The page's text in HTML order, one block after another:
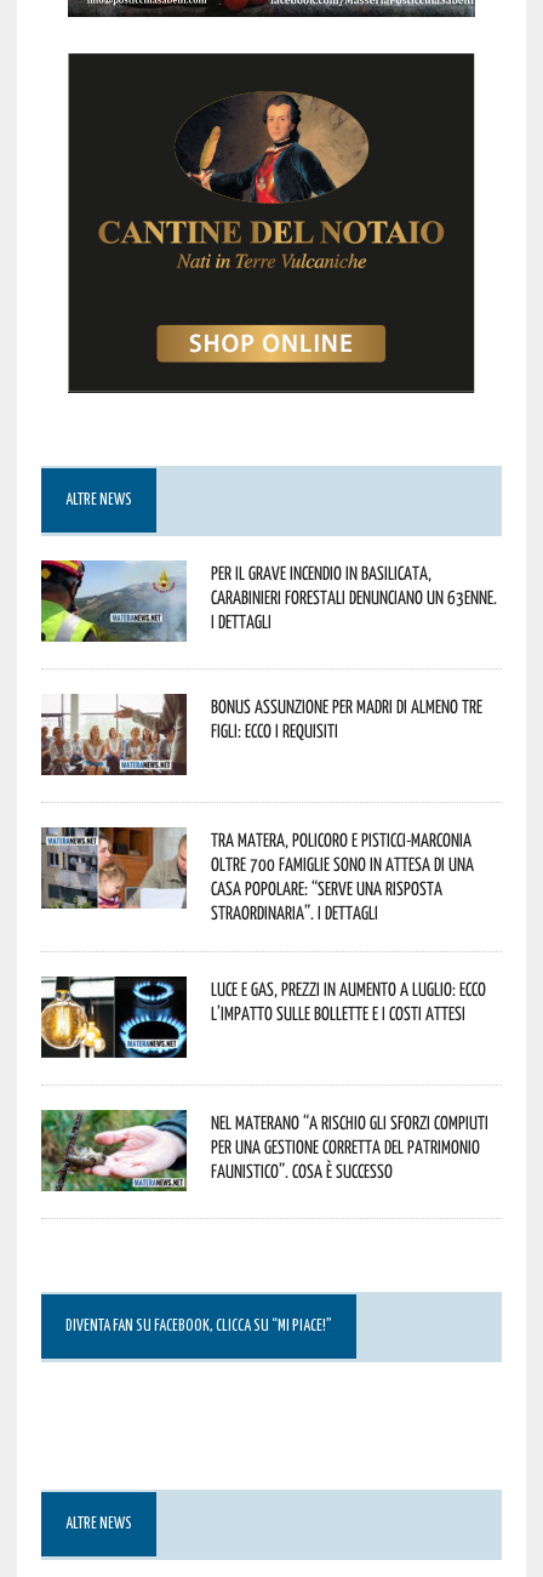
ALTRE NEWS
Per il grave incendio in Basilicata,
Carabinieri forestali denunciano un 63enne.
I dettagli
Bonus assunzione per madri di almeno tre
figli: ecco i requisiti
Tra Matera, Policoro e Pisticci-Marconia
oltre 700 famiglie sono in attesa di una
casa popolare: “serve una risposta
straordinaria”. I dettagli
Luce e gas, prezzi in aumento a luglio: ecco
l’impatto sulle bollette e i costi attesi
Nel materano “a rischio gli sforzi compiuti
per una gestione corretta del patrimonio
faunistico”. Cosa è successo
DIVENTA FAN SU FACEBOOK, CLICCA SU “MI PIACE!”
ALTRE NEWS